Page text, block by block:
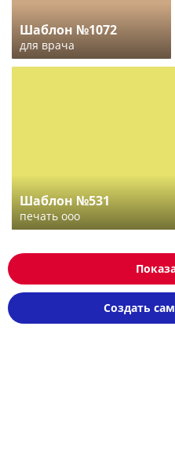
Шаблон №1072
для врача
Шаблон №531
печать ооо
Создать